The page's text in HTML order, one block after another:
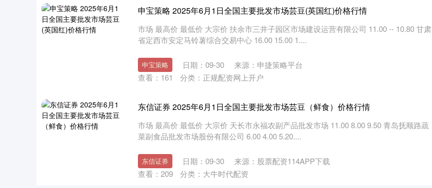
申宝策略 2025年6月1日全国主要批发市场芸豆(英国红)价格行情
市场 最高价 最低价 大宗价 扶余市三井子园区市场建设运营有限公司 11.00 -- 10.80 甘肃
省定西市安定马铃薯综合交易中心 16.00 15.00 1....
申宝策略 日期：09-30
来源：申捷策略平台
查看： 161 分类： 正规配资网上开户
东信证券 2025年6月1日全国主要批发市场芸豆（鲜食）价格行情
市场 最高价 最低价 大宗价 天长市永福农副产品批发市场 11.00 8.00 9.50 青岛抚顺路蔬
菜副食品批发市场股份有限公司 6.00 4.00 5.20....
东信证券 日期：09-30
来源：股票配资114APP下载
查看： 209 分类： 大牛时代配资